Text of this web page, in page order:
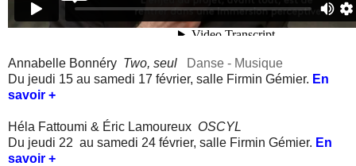
Annabelle Bonnéry Two, seul
Danse - Musique
Du jeudi 15 au samedi 17 février, salle Firmin Gémier. En
savoir +
Héla Fattoumi & Éric Lamoureux OSCYL
Du jeudi 22 au samedi 24 février, salle Firmin Gémier. En
savoir +